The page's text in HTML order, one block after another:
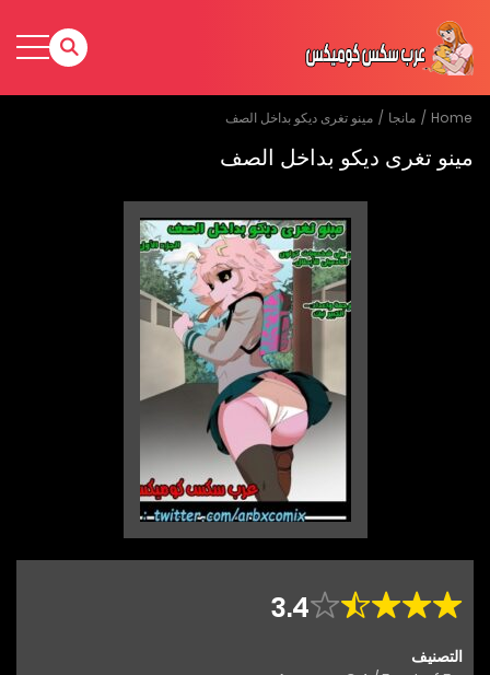
Home مانجا مينو تغرى ديكو بداخل الصف
مينو تغرى ديكو بداخل الصف
3.4
التصنيف